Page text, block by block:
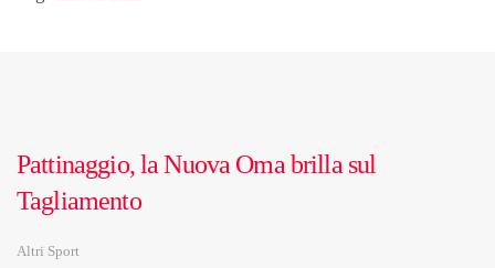
Pattinaggio, la Nuova Oma brilla sul
Tagliamento
Altri Sport